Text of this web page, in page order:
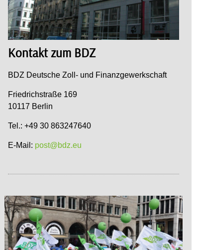
Kontakt zum BDZ
BDZ Deutsche Zoll- und Finanzgewerkschaft
Friedrichstraße 169
10117 Berlin
Tel.: +49 30 863247640
E-Mail: post@bdz.eu